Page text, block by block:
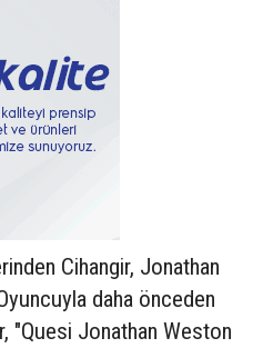
Cihangir, Jonathan
daha önceden
"Quesi Jonathan Weston